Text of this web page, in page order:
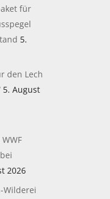
für
5.
den Lech
5. August
2026
Wilderei